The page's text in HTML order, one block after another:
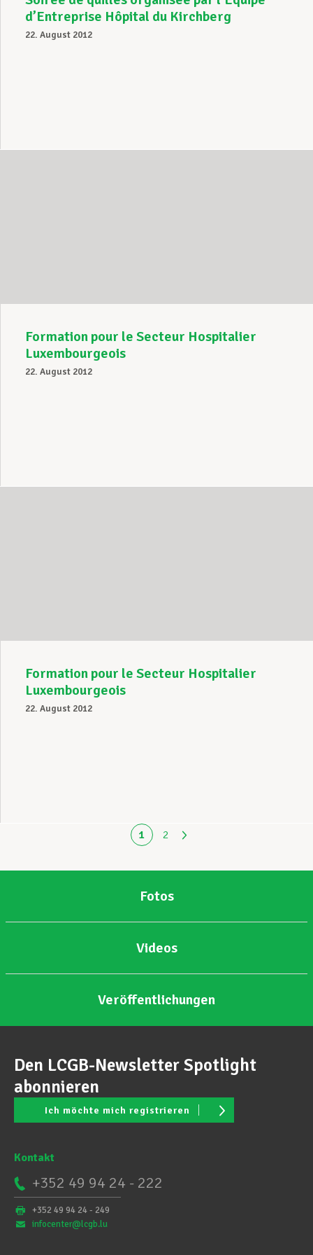
d’Entreprise Hôpital du Kirchberg
22. August 2012
Formation pour le Secteur Hospitalier
Luxembourgeois
22. August 2012
Formation pour le Secteur Hospitalier
Luxembourgeois
22. August 2012
1 2
Fotos
Videos
Veröffentlichungen
Den LCGB-Newsletter Spotlight
abonnieren
Ich möchte mich registrieren
Kontakt
+352 49 94 24 - 222
+352 49 94 24 - 249
infocenter@lcgb.lu